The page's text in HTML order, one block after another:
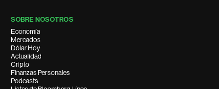
SOBRE NOSOTROS
Economía
Mercados
Dólar Hoy
Actualidad
Cripto
Finanzas Personales
Podcasts